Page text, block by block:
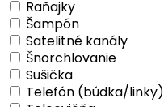
Raňajky
Šampón
Satelitné kanály
Šnorchlovanie
Sušička
Telefón (búdka/linky)